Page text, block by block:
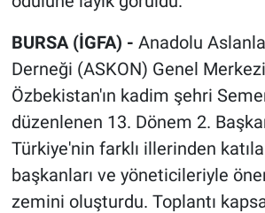
BURSA (İGFA) - Anadolu
Derneği (ASKON) Genel
Özbekistan'ın kadim şehri
düzenlenen 13. Dönem 2.
Türkiye'nin farklı illerinden
başkanları ve yöneticileriyle
zemini oluşturdu. Toplantı